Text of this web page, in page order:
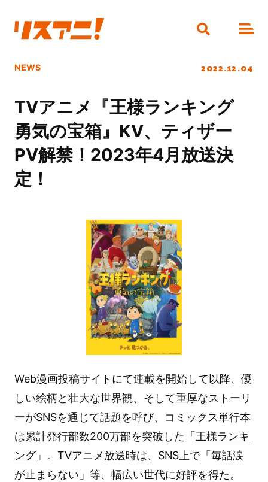
NEWS 2022.12.04
TVアニメ『王様ランキング
勇気の宝箱』KV、ティザー
PV解禁！2023年4月放送決
定！
Web漫画投稿サイトにて連載を開始して以降、優
しい絵柄と壮大な世界観、そして重厚なストーリ
ーがSNSを通じて話題を呼び、コミックス単行本
は累計発行部数200万部を突破した「王様ランキ
ング」。TVアニメ放送時は、SNS上で「毎話涙
が止まらない」等、幅広い世代に好評を得た。